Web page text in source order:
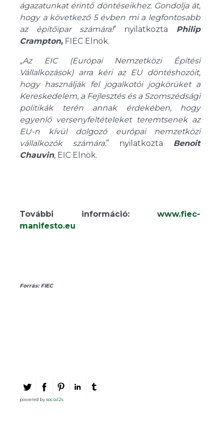
ágazatunkat érintő döntéseikhez. Gondolja át,
hogy a következő 5 évben mi a legfontosabb
az építőipar számára!” nyilatkozta Philip
Crampton, FIEC Elnök.
„Az EIC (Európai Nemzetközi Építési
Vállalkozások) arra kéri az EU döntéshozóit,
hogy használják fel jogalkotói jogkörüket a
Kereskedelem, a Fejlesztés és a Szomszédsági
politikák terén annak érdekében, hogy
egyenlő versenyfeltételeket teremtsenek az
EU-n kívül dolgozó európai nemzetközi
vállalkozók számára.” nyilatkozta Benoit
Chauvin, EIC Elnök.
További információ: www.fiec-
manifesto.eu
Forrás: FIEC
powered bysocial2s